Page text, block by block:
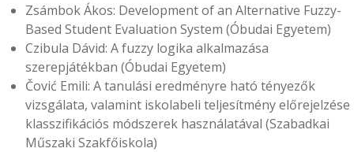
Zsámbok Ákos: Development of an Alternative Fuzzy-
Based Student Evaluation System (Óbudai Egyetem)
Czibula Dávid: A fuzzy logika alkalmazása
szerepjátékban (Óbudai Egyetem)
Čović Emili: A tanulási eredményre ható tényezők
vizsgálata, valamint iskolabeli teljesítmény előrejelzése
klasszifikációs módszerek használatával (Szabadkai
Műszaki Szakfőiskola)